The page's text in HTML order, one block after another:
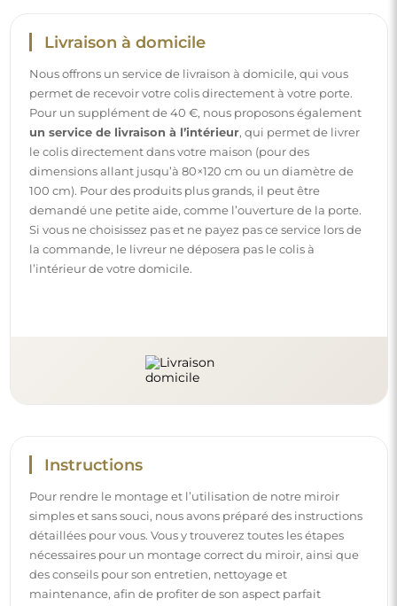
Instructions
Pour rendre le montage et l’utilisation de notre miroir
simples et sans souci, nous avons préparé des instructions
détaillées pour vous. Vous y trouverez toutes les étapes
nécessaires pour un montage correct du miroir, ainsi que
des conseils pour son entretien, nettoyage et
maintenance, afin de profiter de son aspect parfait
pendant longtemps.
Suivez-nous et restez informé
promotions, découvrez les tendances déco et trouvez
des idées pour de beaux intérieurs. Rejoignez notre
communauté et découvrez ce que nous préparons
spécialement pour vous !